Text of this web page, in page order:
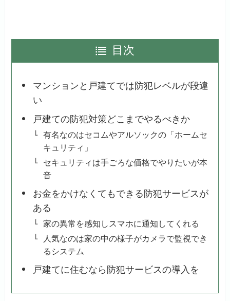
目次
マンションと戸建てでは防犯レベルが段違
い
戸建ての防犯対策どこまでやるべきか
有名なのはセコムやアルソックの「ホームセ
キュリティ」
セキュリティは手ごろな価格でやりたいが本
音
お金をかけなくてもできる防犯サービスが
ある
家の異常を感知しスマホに通知してくれる
人気なのは家の中の様子がカメラで監視でき
るシステム
戸建てに住むなら防犯サービスの導入を